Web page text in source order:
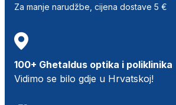
Za manje narudžbe, cijena dostave 5 €
100+ Ghetaldus optika i poliklinika
Vidimo se bilo gdje u Hrvatskoj!